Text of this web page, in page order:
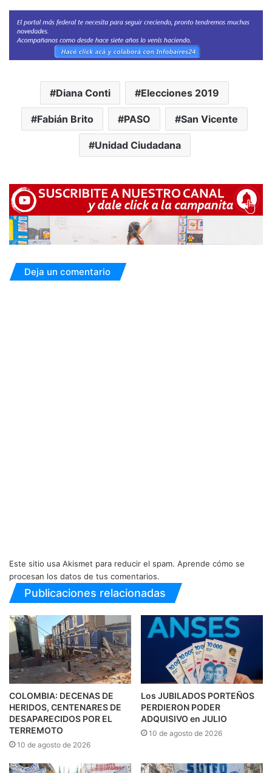
Diana Conti Elecciones 2019
Fabián Brito PASO San Vicente
Unidad Ciudadana
Deja un comentario
Este sitio usa Akismet para reducir el spam. Aprende cómo se
procesan los datos de tus comentarios.
Publicaciones relacionadas
COLOMBIA: DECENAS DE
HERIDOS, CENTENARES DE
DESAPARECIDOS POR EL
TERREMOTO
10 de agosto de 2026
Los JUBILADOS PORTEÑOS
PERDIERON PODER
ADQUISIVO en JULIO
10 de agosto de 2026